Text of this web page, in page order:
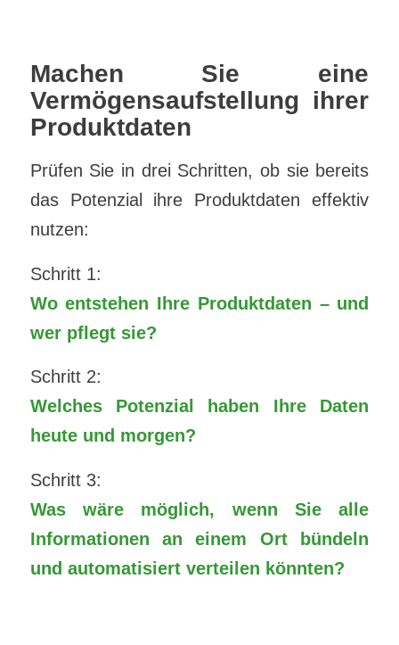
Machen Sie eine
Vermögensaufstellung ihrer
Produktdaten
Prüfen Sie in drei Schritten, ob sie bereits
das Potenzial ihre Produktdaten effektiv
nutzen:
Schritt 1:
Wo entstehen Ihre Produktdaten – und
wer pflegt sie?
Schritt 2:
Welches Potenzial haben Ihre Daten
heute und morgen?
Schritt 3:
Was wäre möglich, wenn Sie alle
Informationen an einem Ort bündeln
und automatisiert verteilen könnten?